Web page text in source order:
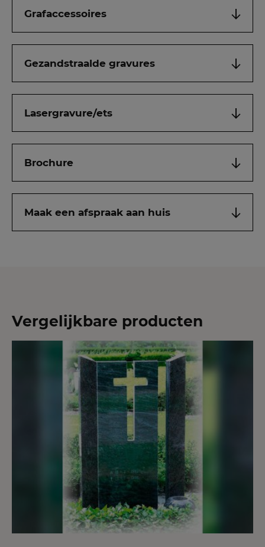
Grafaccessoires
Gezandstraalde gravures
Lasergravure/ets
Brochure
Maak een afspraak aan huis
Vergelijkbare producten